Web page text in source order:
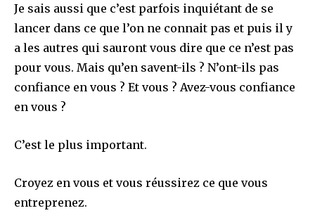
Je sais aussi que c’est parfois inquiétant de se
lancer dans ce que l’on ne connait pas et puis il y
a les autres qui sauront vous dire que ce n’est pas
pour vous. Mais qu’en savent-ils ? N’ont-ils pas
confiance en vous ? Et vous ? Avez-vous confiance
en vous ?
C’est le plus important.
Croyez en vous et vous réussirez ce que vous
entreprenez.